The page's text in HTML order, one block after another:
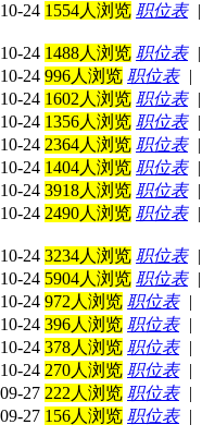
10-24 1554人浏览 职位表|
10-24 1488人浏览 职位表|
10-24 996人浏览 职位表|
10-24 1602人浏览 职位表|
10-24 1356人浏览 职位表|
10-24 2364人浏览 职位表|
10-24 1404人浏览 职位表|
10-24 3918人浏览 职位表|
10-24 2490人浏览 职位表|
10-24 3234人浏览 职位表|
10-24 5904人浏览 职位表|
10-24 972人浏览 职位表|
10-24 396人浏览 职位表|
10-24 378人浏览 职位表|
10-24 270人浏览 职位表|
09-27 222人浏览 职位表|
09-27 156人浏览 职位表|